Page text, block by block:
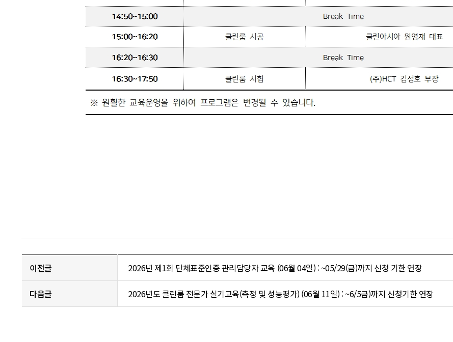
이전글 2026년 제1회 단체표준인증 관리담당자 교육 (06월 04일) : ~05/29(금)까지 신청 기한 연장
다음글 2026년도 클린룸 전문가 실기교육(측정 및 성능평가) (06월 11일) : ~6/5금)까지 신청기한 연장